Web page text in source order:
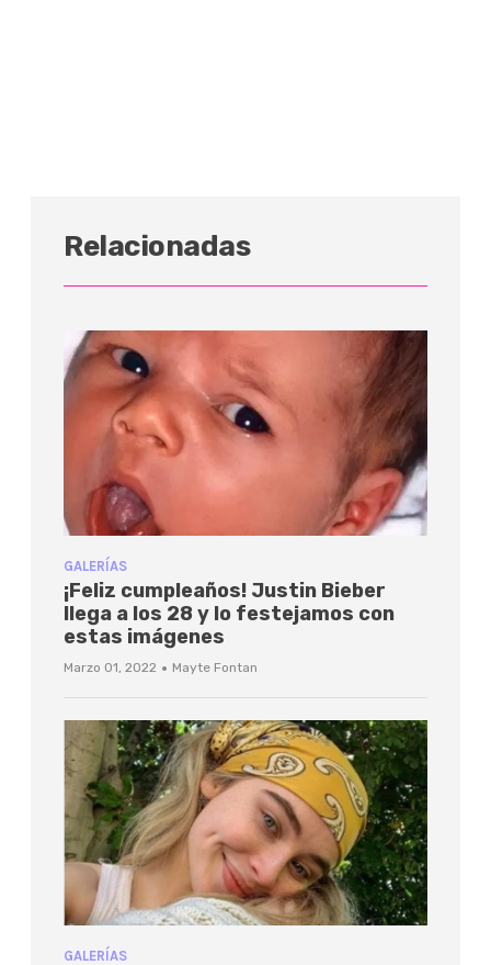
Relacionadas
GALERÍAS
¡Feliz cumpleaños! Justin Bieber
llega a los 28 y lo festejamos con
estas imágenes
Marzo 01, 2022 · Mayte Fontan
GALERÍAS